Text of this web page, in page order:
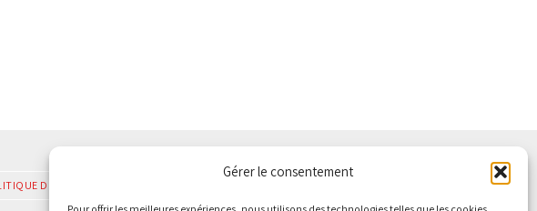
Gérer le consentement
DE CONFIDENTIALITÉ